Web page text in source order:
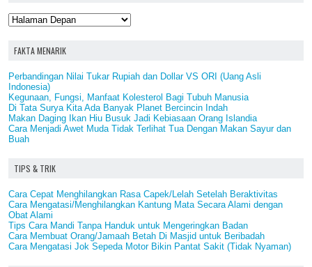
FAKTA MENARIK
Perbandingan Nilai Tukar Rupiah dan Dollar VS ORI (Uang Asli
Indonesia)
Kegunaan, Fungsi, Manfaat Kolesterol Bagi Tubuh Manusia
Di Tata Surya Kita Ada Banyak Planet Bercincin Indah
Makan Daging Ikan Hiu Busuk Jadi Kebiasaan Orang Islandia
Cara Menjadi Awet Muda Tidak Terlihat Tua Dengan Makan Sayur dan
Buah
TIPS & TRIK
Cara Cepat Menghilangkan Rasa Capek/Lelah Setelah Beraktivitas
Cara Mengatasi/Menghilangkan Kantung Mata Secara Alami dengan
Obat Alami
Tips Cara Mandi Tanpa Handuk untuk Mengeringkan Badan
Cara Membuat Orang/Jamaah Betah Di Masjid untuk Beribadah
Cara Mengatasi Jok Sepeda Motor Bikin Pantat Sakit (Tidak Nyaman)